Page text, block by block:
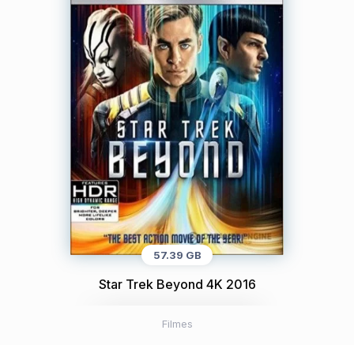
57.39 GB
Star Trek Beyond 4K 2016
Filmes